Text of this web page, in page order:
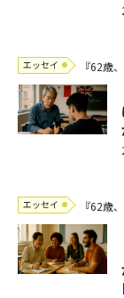
エッセイ 『62歳
エッセイ 『62歳